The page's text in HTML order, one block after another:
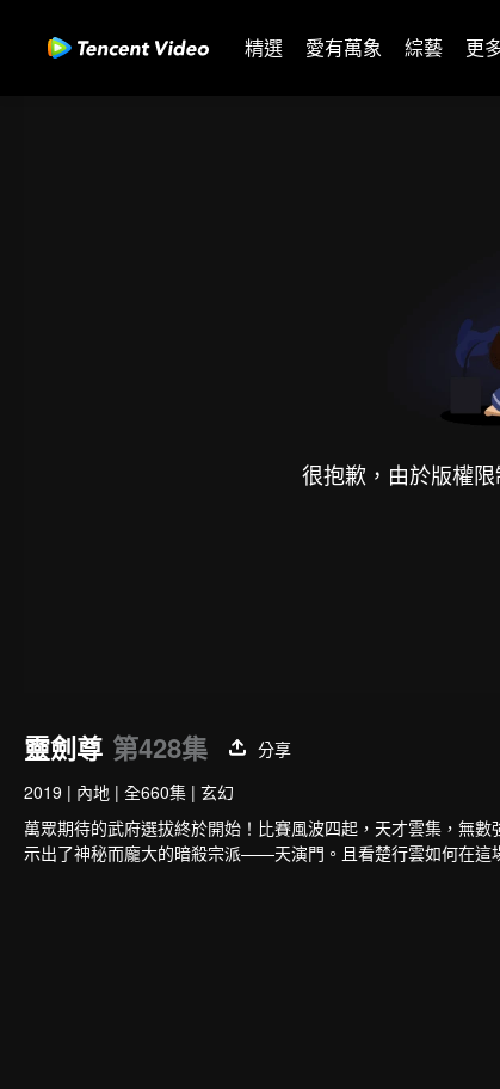
精選 愛有萬象 綜藝 更
很抱歉，由於版權
靈劍尊 第428集
分享
2019 | 內地 | 全660集 | 玄幻
萬眾期待的武府選拔終於開始！比賽風波四起，天才雲集，無
示出了神秘而龐大的暗殺宗派——天演門。且看楚行雲如何在這